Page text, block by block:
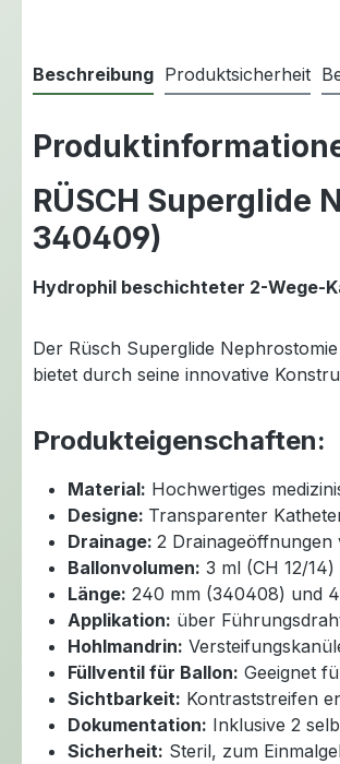
Beschreibung Produktsicherheit
RÜSCH Superglide
340409)
Hydrophil beschichteter 2-Wege-
Der Rüsch Superglide
bietet durch seine innovative
Produkteigenschaften:
Material: Hochwertiges
Designe: Transparenter
Drainage: 2
Ballonvolumen: 3 ml (CH 12/
Länge: 240 mm (340408) und
Applikation: über
Hohlmandrin:
Füllventil für Ballon: Geeignet
Sichtbarkeit: Kontraststreifen
Dokumentation: Inklusive 2
Sicherheit: Steril, zum